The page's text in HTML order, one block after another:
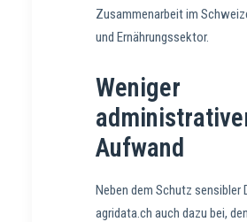
Zusammenarbeit im
und Ernährungssektor.
Weniger
Aufwand
Neben dem Schutz sensibler
agridata.ch auch dazu bei, den